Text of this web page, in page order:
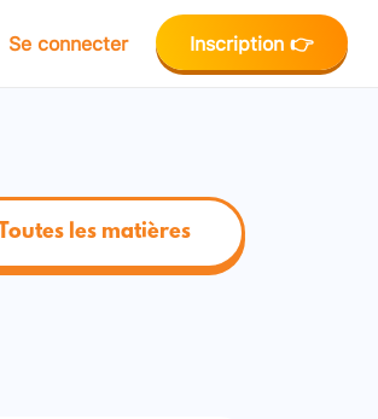
Se connecter Inscription 👉
Toutes les matières